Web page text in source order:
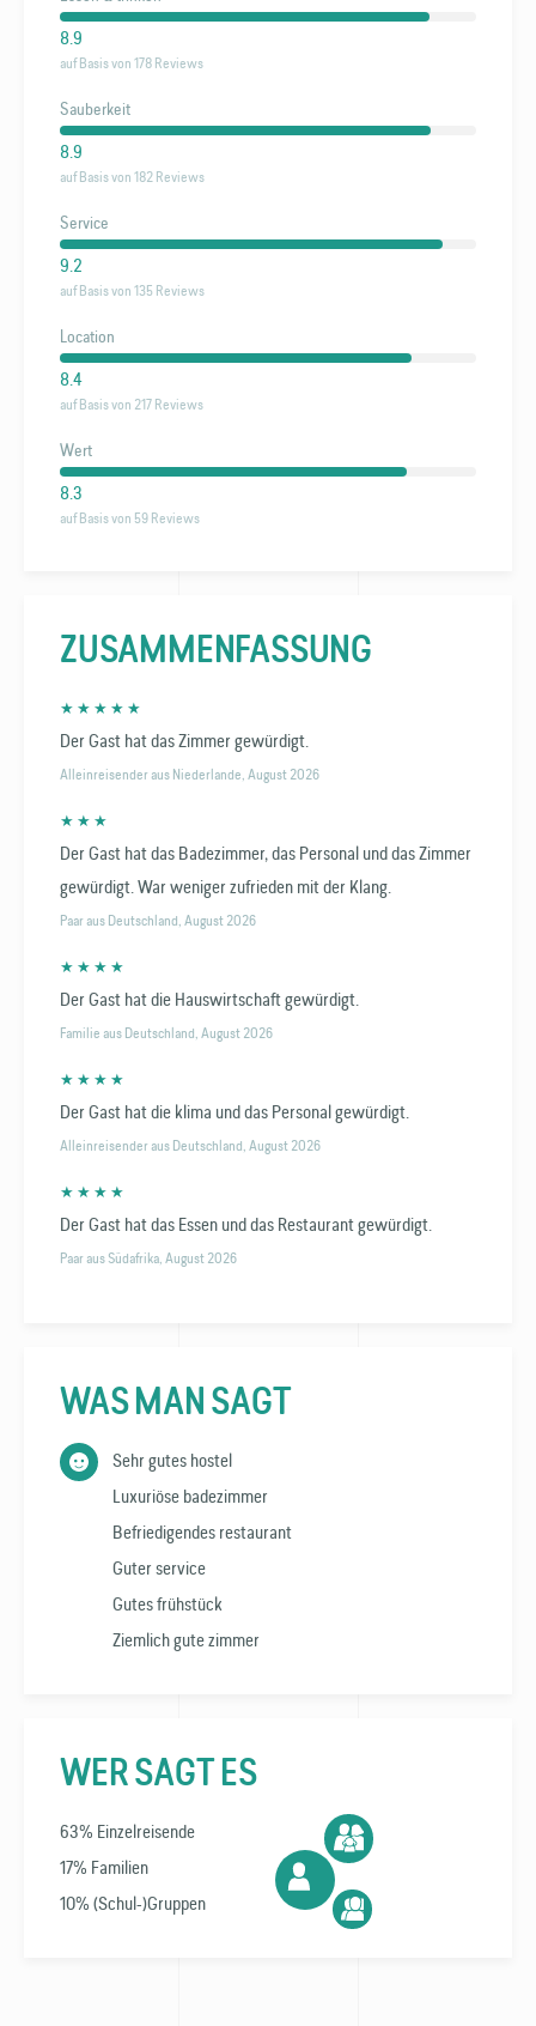
8.9
auf Basis von 178 Reviews
Sauberkeit
8.9
auf Basis von 182 Reviews
Service
9.2
auf Basis von 135 Reviews
Location
8.4
auf Basis von 217 Reviews
Wert
8.3
auf Basis von 59 Reviews
ZUSAMMEN­FASSUNG
★ ★ ★ ★ ★
Der Gast hat das Zimmer gewürdigt.
Alleinreisender aus Niederlande, August 2026
★ ★ ★
Der Gast hat das Badezimmer, das Personal und das Zimmer
gewürdigt. War weniger zufrieden mit der Klang.
Paar aus Deutschland, August 2026
★ ★ ★ ★
Der Gast hat die Hauswirtschaft gewürdigt.
Familie aus Deutschland, August 2026
★ ★ ★ ★
Der Gast hat die klima und das Personal gewürdigt.
Alleinreisender aus Deutschland, August 2026
★ ★ ★ ★
Der Gast hat das Essen und das Restaurant gewürdigt.
Paar aus Südafrika, August 2026
WAS MAN SAGT
Sehr gutes hostel
Luxuriöse badezimmer
Befriedigendes restaurant
Guter service
Gutes frühstück
Ziemlich gute zimmer
WER SAGT ES
63% Einzelreisende
17% Familien
10% (Schul-)Gruppen